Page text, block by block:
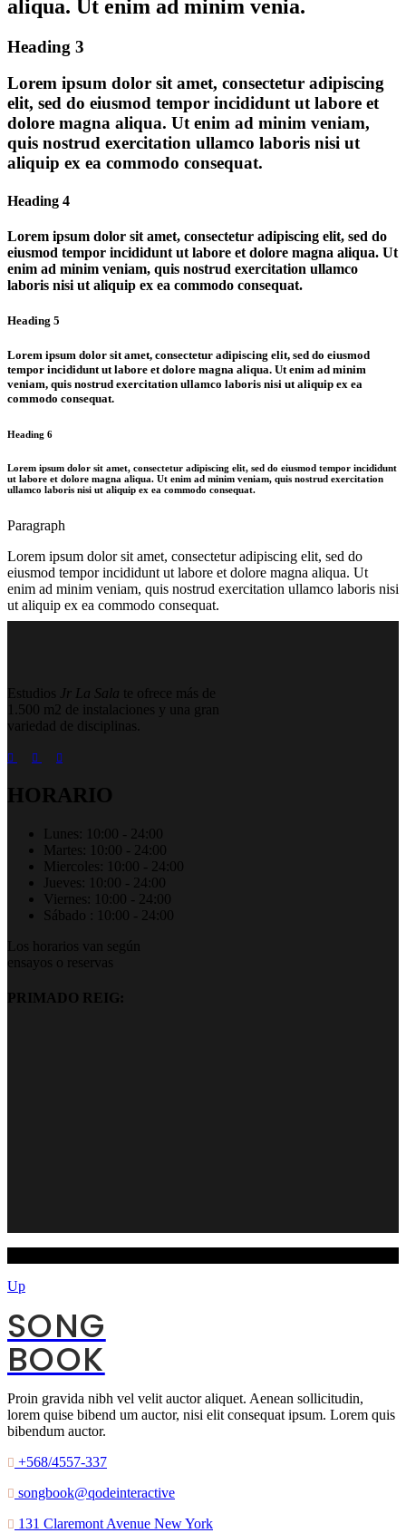
aliqua. Ut enim ad minim venia.
Heading 3
Lorem ipsum dolor sit amet, consectetur adipiscing
elit, sed do eiusmod tempor incididunt ut labore et
dolore magna aliqua. Ut enim ad minim veniam,
quis nostrud exercitation ullamco laboris nisi ut
aliquip ex ea commodo consequat.
Heading 4
Lorem ipsum dolor sit amet, consectetur adipiscing elit, sed do
eiusmod tempor incididunt ut labore et dolore magna aliqua. Ut
enim ad minim veniam, quis nostrud exercitation ullamco
laboris nisi ut aliquip ex ea commodo consequat.
Heading 5
Lorem ipsum dolor sit amet, consectetur adipiscing elit, sed do eiusmod
tempor incididunt ut labore et dolore magna aliqua. Ut enim ad minim
veniam, quis nostrud exercitation ullamco laboris nisi ut aliquip ex ea
commodo consequat.
Heading 6
Lorem ipsum dolor sit amet, consectetur adipiscing elit, sed do eiusmod tempor incididunt
ut labore et dolore magna aliqua. Ut enim ad minim veniam, quis nostrud exercitation
ullamco laboris nisi ut aliquip ex ea commodo consequat.
Paragraph
Lorem ipsum dolor sit amet, consectetur adipiscing elit, sed do
eiusmod tempor incididunt ut labore et dolore magna aliqua. Ut
enim ad minim veniam, quis nostrud exercitation ullamco laboris nisi
ut aliquip ex ea commodo consequat.
Estudios Jr La Sala te ofrece más de
1.500 m2 de instalaciones y una gran
variedad de disciplinas.
HORARIO
Lunes: 10:00 - 24:00
Martes: 10:00 - 24:00
Miercoles: 10:00 - 24:00
Jueves: 10:00 - 24:00
Viernes: 10:00 - 24:00
Sábado : 10:00 - 24:00
Los horarios van según
ensayos o reservas
PRIMADO REIG:
Up
SONG
BOOK
Proin gravida nibh vel velit auctor aliquet. Aenean sollicitudin,
lorem quise bibend um auctor, nisi elit consequat ipsum. Lorem quis
bibendum auctor.
+568/4557-337
songbook@qodeinteractive
131 Claremont Avenue New York